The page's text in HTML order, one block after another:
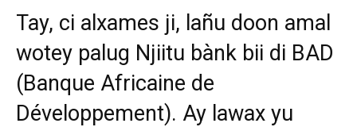
Tay, ci alxames ji, lañu doon amal
wotey palug Njiitu bànk bii di BAD
(Banque Africaine de
Développement). Ay lawax yu